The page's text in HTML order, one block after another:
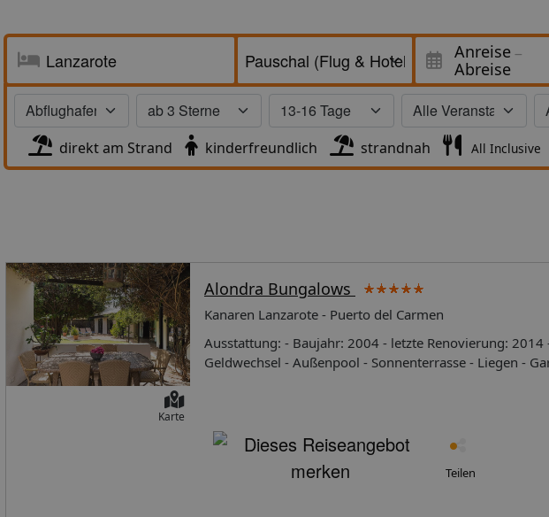
Anreise
Abreise
direkt am Strand kinderfreundlich strandnah All Inclusive
Karte
Alondra Bungalows
Kanaren Lanzarote - Puerto del Carmen
Ausstattung: - Baujahr: 2004 - letzte Renovierung: 2014 - 24 Stunden-Rezeption - WLAN - Hotelsafe -
Geldwechsel - Außenpool - Sonnenterrasse - Liegen -
MasterCard - Visa - Diners - EuroCard
Teilen